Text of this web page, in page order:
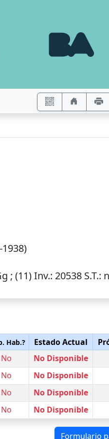
; (11)Inv.: 20538 S.T.:
Hab.? Estado Actual
No No Disponible
No No Disponible
No No Disponible
No No Disponible
Formulario